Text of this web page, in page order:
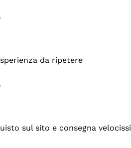
da ripetere
sul sito e consegna